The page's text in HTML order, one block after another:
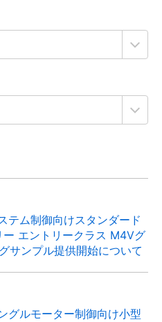
ム制御向けスタンダード
エントリークラス M4Vグ
サンプル提供開始について
ルモーター制御向け小型